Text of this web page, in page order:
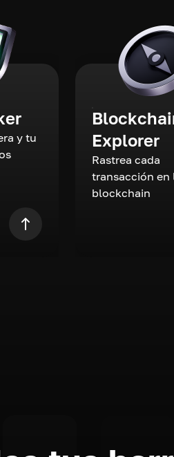
y tu
Explorer
Rastrea cada
transacción en
blockchain